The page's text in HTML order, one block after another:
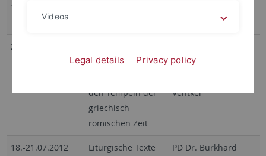
10.–14. 08. 2009
29.06.-01.07.2012
Enzyklopädien: Die
den Tempeln der
griechisch-
römischen Zeit
M.A.,
Ventker
18.-21.07.2012
Liturgische Texte
PD Dr. Burkhard
Videos
Legal details Privacy policy